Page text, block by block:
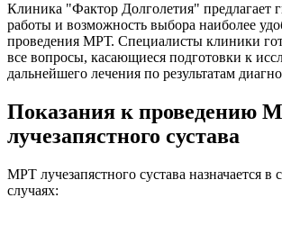
Клиника "Фактор Долголетия" предлагает
работы и возможность выбора наиболее
проведения МРТ. Специалисты клиники
все вопросы, касающиеся подготовки к
дальнейшего лечения по результатам
Показания к проведению
лучезапястного сустава
МРТ лучезапястного сустава назначается
случаях: